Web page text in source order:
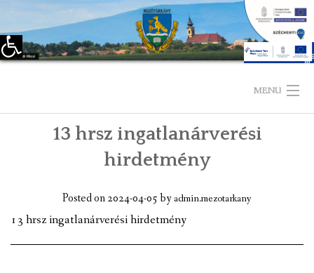
Eszköztár megnyitása
MENU
KEZDŐLAP
LÁTNIVALÓK
13 hrsz ingatlanárverési
hirdetmény
Posted on2024-04-05byadmin.mezotarkany
13 hrsz ingatlanárverési hirdetmény